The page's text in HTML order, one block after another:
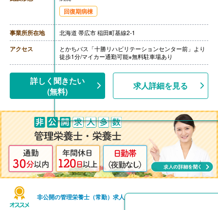
・住宅手当 0円-25,000円
・家族手当 配偶者16,000円、他扶養親族5,500円/人
【通勤手当】あり（上限31,600円/月）
【昇給】あり（1月あたり1.30％）※前年度実績
回復期病棟
事業所所在地 北海道 帯広市 稲田町基線2-1
アクセス
とかちバス「十勝リハビリテーションセンター前」より
徒歩1分/マイカー通勤可能※無料駐車場あり
詳しく聞きたい
(無料)
求人詳細を見る
非公開の管理栄養士（常勤）求人